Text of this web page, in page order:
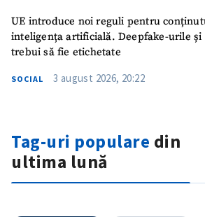
UE introduce noi reguli pentru
inteligența artificială. Deepfake-urile
trebui să fie etichetate
SOCIAL 3 august 2026, 20:22
Tag-uri populare din
ultima lună